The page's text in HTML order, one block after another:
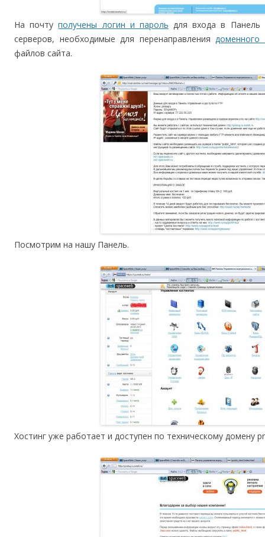
На почтуполучены логин и пароль для входа в Панель
серверов, необходимые для перенаправлениядоменного
файлов сайта.
Посмотрим на нашу Панель.
Хостинг уже работает и доступен по техническому домену